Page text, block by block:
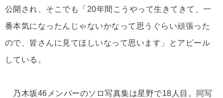
公開され、そこでも「20年間こうやって生きてきて、一
番本気になったんじゃないかなって思うぐらい頑張った
ので、皆さんに見てほしいなって思います」とアピール
している。
乃木坂46メンバーのソロ写真集は星野で18人目。同写